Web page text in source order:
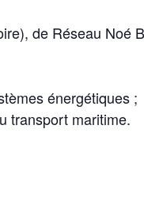
de Réseau Noé
énergétiques ;
transport maritime.